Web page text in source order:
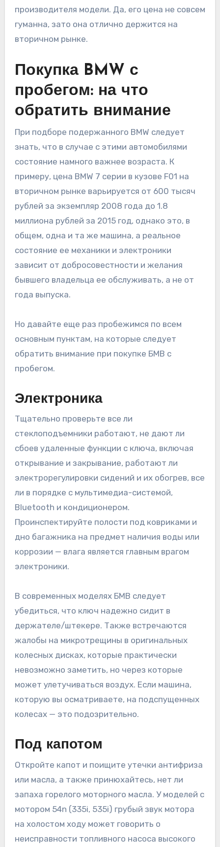
производителя модели. Да, его цена не совсем
гуманна, зато она отлично держится на
вторичном рынке.
Покупка BMW с
пробегом: на что
обратить внимание
При подборе подержанного BMW следует
знать, что в случае с этими автомобилями
состояние намного важнее возраста. К
примеру, цена BMW 7 серии в кузове F01 на
вторичном рынке варьируется от 600 тысяч
рублей за экземпляр 2008 года до 1.8
миллиона рублей за 2015 год, однако это, в
общем, одна и та же машина, а реальное
состояние ее механики и электроники
зависит от добросовестности и желания
бывшего владельца ее обслуживать, а не от
года выпуска.
Но давайте еще раз пробежимся по всем
основным пунктам, на которые следует
обратить внимание при покупке БМВ с
пробегом.
Электроника
Тщательно проверьте все ли
стеклоподъемники работают, не дают ли
сбоев удаленные функции с ключа, включая
открывание и закрывание, работают ли
электрорегулировки сидений и их обогрев, все
ли в порядке с мультимедиа-системой,
Bluetooth и кондиционером.
Проинспектируйте полости под ковриками и
дно багажника на предмет наличия воды или
коррозии — влага является главным врагом
электроники.
В современных моделях БМВ следует
убедиться, что ключ надежно сидит в
держателе/штекере. Также встречаются
жалобы на микротрещины в оригинальных
колесных дисках, которые практически
невозможно заметить, но через которые
может улетучиваться воздух. Если машина,
которую вы осматриваете, на подспущенных
колесах — это подозрительно.
Под капотом
Откройте капот и поищите утечки антифриза
или масла, а также принюхайтесь, нет ли
запаха горелого моторного масла. У моделей с
мотором 54n (335i, 535i) грубый звук мотора
на холостом ходу может говорить о
неисправности топливного насоса высокого